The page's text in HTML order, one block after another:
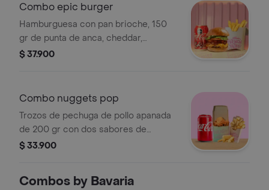
Combo epic burger
Hamburguesa con pan brioche, 150
gr de punta de anca, cheddar,
tocineta, cogollos, tomate y cebolla
$ 37.900
Combo nuggets pop
Trozos de pechuga de pollo apanada
de 200 gr con dos sabores de
especias pop paprika + papas +
$ 33.900
Combos by Bavaria